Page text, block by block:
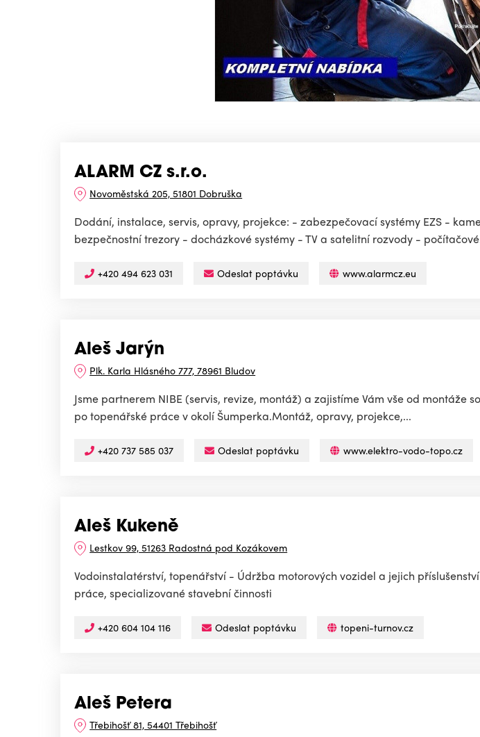
ALARM CZ s.r.o.
Novoměstská 205, 51801 Dobruška
Dodání, instalace, servis, opravy, projekce: - zabezpečovací systémy EZS -
bezpečnostní trezory - docházkové systémy - TV a satelitní rozvody -
+420 494 623 031 Odeslat poptávku www.alarmcz.eu
Aleš Jarýn
Plk. Karla Hlásného 777, 78961 Bludov
Jsme partnerem NIBE (servis, revize, montáž) a zajistíme Vám vše od
po topenářské práce v okolí Šumperka.Montáž, opravy, projekce,...
+420 737 585 037 Odeslat poptávku www.elektro-vodo-topo.cz
Aleš Kukeně
Lestkov 99, 51263 Radostná pod Kozákovem
Vodoinstalatérství, topenářství - Údržba motorových vozidel a jejich
práce, specializované stavební činnosti
+420 604 104 116 Odeslat poptávku topeni-turnov.cz
Aleš Petera
Třebihošť 81, 54401 Třebihošť